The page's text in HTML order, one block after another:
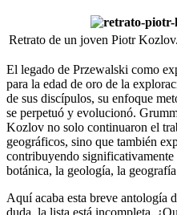
Retrato de un joven Piotr
El legado de Przewalski como
para la edad de oro de la
de sus discípulos, su enfoque
se perpetuó y evolucionó.
Kozlov no solo continuaron el
geográficos, sino que también
contribuyendo
botánica, la geología, la
Aquí acaba esta breve antología
duda, la lista está incompleta.